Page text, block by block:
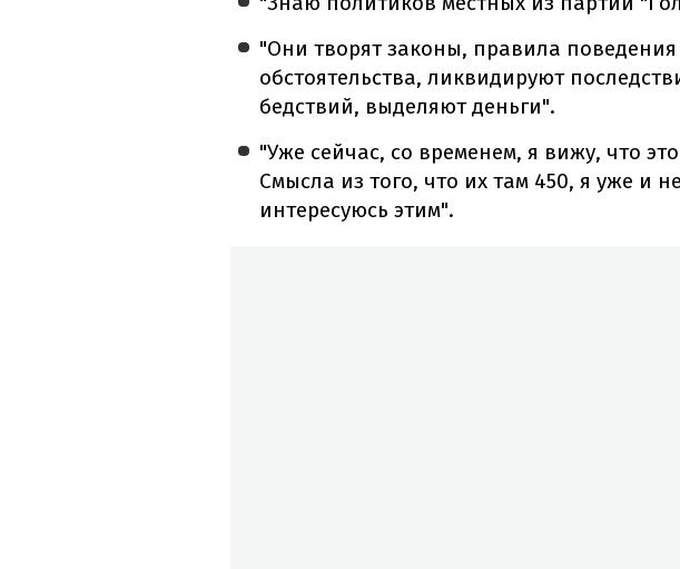
"Они творят законы, правила
обстоятельства, ликвидируют
бедствий, выделяют деньги".
"Уже сейчас, со временем, я вижу, что
Смысла из того, что их там 450, я уже и
интересуюсь этим".